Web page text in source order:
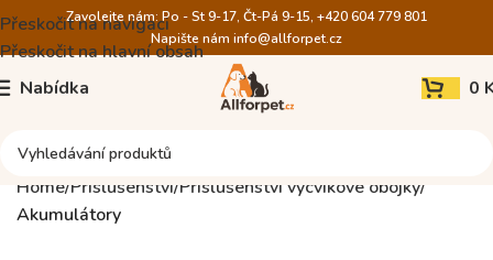
Přeskočit na navigaci
Přeskočit na hlavní obsah
Zavolejte nám: Po - St 9-17, Čt-Pá 9-15, +420 604 779 801
Napište nám info@allforpet.cz
Nabídka 0
Home Příslušenství Příslušenství výcvikové obojky
Akumulátory